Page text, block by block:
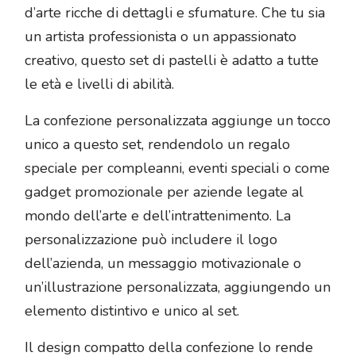
d’arte ricche di dettagli e sfumature. Che tu sia
un artista professionista o un appassionato
creativo, questo set di pastelli è adatto a tutte
le età e livelli di abilità.
La confezione personalizzata aggiunge un tocco
unico a questo set, rendendolo un regalo
speciale per compleanni, eventi speciali o come
gadget promozionale per aziende legate al
mondo dell’arte e dell’intrattenimento. La
personalizzazione può includere il logo
dell’azienda, un messaggio motivazionale o
un’illustrazione personalizzata, aggiungendo un
elemento distintivo e unico al set.
Il design compatto della confezione lo rende